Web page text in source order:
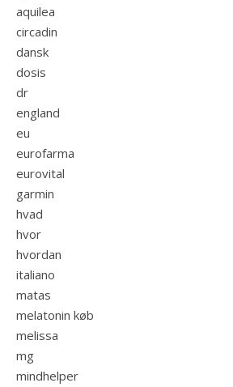
aquilea
circadin
dansk
dosis
dr
england
eu
eurofarma
eurovital
garmin
hvad
hvor
hvordan
italiano
matas
melatonin køb
melissa
mg
mindhelper